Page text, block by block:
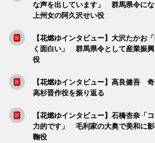
な声を出しています」 群馬県令にな
上州女の阿久沢せい役
【花燃ゆインタビュー】大沢たかお
く面白い」 群馬県令として産業振
役
【花燃ゆインタビュー】高良健吾
高杉晋作役を振り返る
【花燃ゆインタビュー】石橋杏奈「
力的です」 毛利家の大奥で美和に影
鞠役